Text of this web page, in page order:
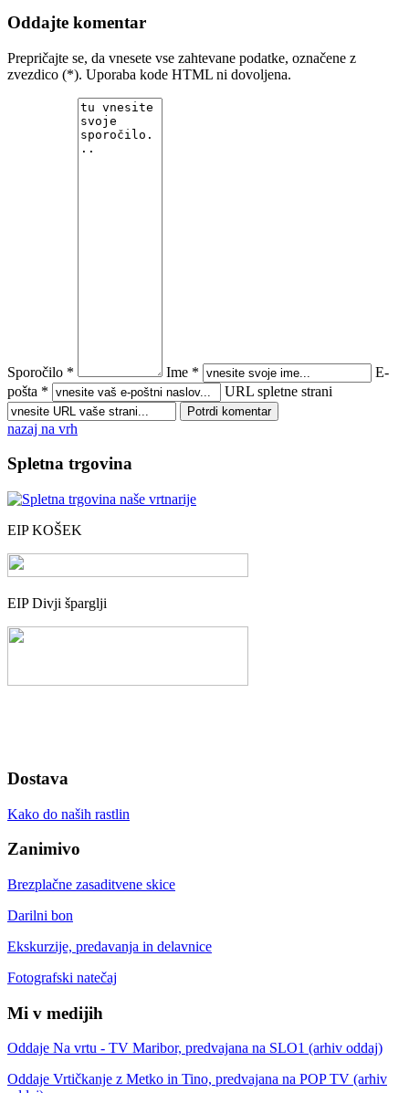
Oddajte komentar
Prepričajte se, da vnesete vse zahtevane podatke, označene z
zvezdico (*). Uporaba kode HTML ni dovoljena.
Sporočilo * Ime *
E-
pošta *
URL spletne strani
nazaj na vrh
Spletna trgovina
EIP KOŠEK
EIP Divji šparglji
Dostava
Kako do naših rastlin
Zanimivo
Brezplačne zasaditvene skice
Darilni bon
Ekskurzije, predavanja in delavnice
Fotografski natečaj
Mi v medijih
Oddaje Na vrtu - TV Maribor, predvajana na SLO1 (arhiv oddaj)
Oddaje Vrtičkanje z Metko in Tino, predvajana na POP TV (arhiv